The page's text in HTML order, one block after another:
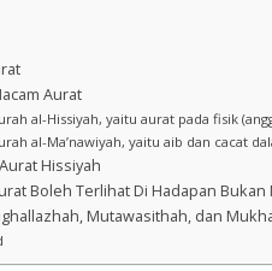
Aurat
al-Hissiyah, yaitu aurat pada fisik
al-Ma’nawiyah, yaitu aib dan cacat
Hissiyah
Boleh Terlihat Di Hadapan Bukan
Mutawasithah, dan